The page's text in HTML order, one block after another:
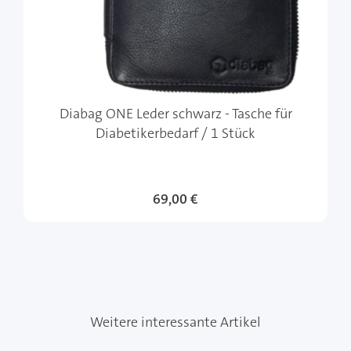
Diabag ONE Leder schwarz - Tasche für
Diabetikerbedarf / 1 Stück
69,00 €
Weitere interessante Artikel